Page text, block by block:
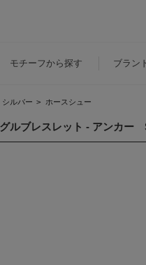
モチーフ から探す ブラン
シルバー > ホースシュー
ルブレスレット - アンカ